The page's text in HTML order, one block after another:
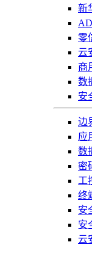
新
零
云
商
数
安
边
应
数
密
工
终
安
安
云